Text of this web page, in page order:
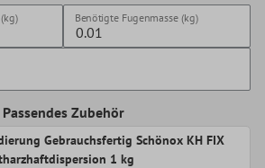
Benötigte Fugenmasse (kg)
Passendes Zubehör
Gebrauchsfertig Schönox KH FIX
1 kg